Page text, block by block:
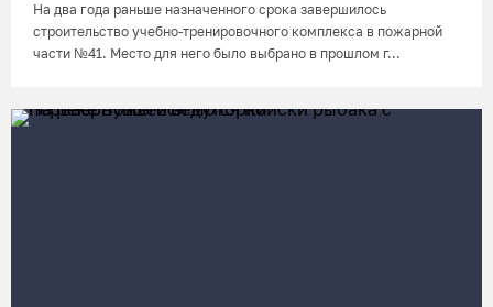
На два года раньше назначенного срока завершилось
строительство учебно-тренировочного комплекса в пожарной
части №41. Место для него было выбрано в прошлом г...